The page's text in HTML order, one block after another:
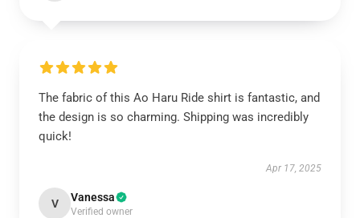
The fabric of this Ao Haru Ride shirt is fantastic, and
the design is so charming. Shipping was incredibly
quick!
Apr 17, 2025
V Vanessa
Verified owner